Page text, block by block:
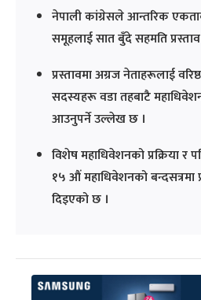
नेपाली कांग्रेसले आन्तरिक
समूहलाई सात बुँदे सहमति
प्रस्तावमा अग्रज नेताहरूलाई
सदस्यहरू वडा तहबाटै महाधिवेशन
आउनुपर्ने उल्लेख छ ।
विशेष महाधिवेशनको प्रक्रिया र
१५ औं महाधिवेशनको बन्दसत्रमा
दिइएको छ ।